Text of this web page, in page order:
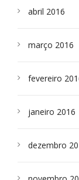
abril 2016
março 2016
fevereiro
janeiro 2016
dezembro